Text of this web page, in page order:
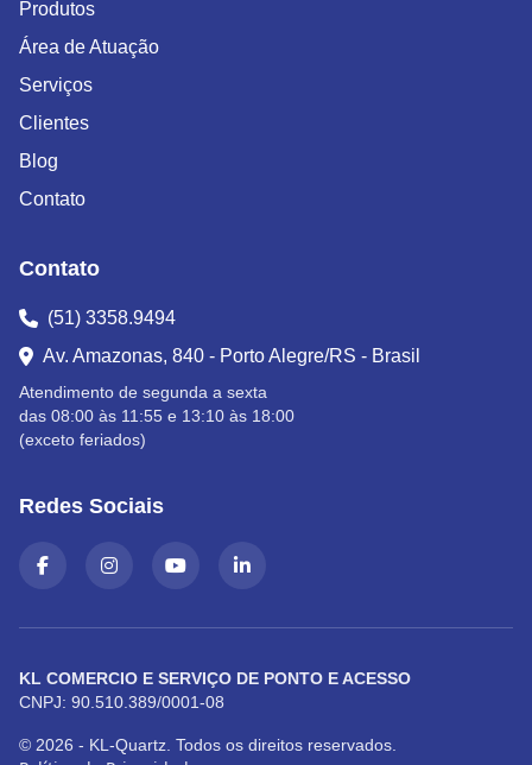
Produtos
Área de Atuação
Serviços
Clientes
Blog
Contato
Contato
(51) 3358.9494
Av. Amazonas, 840 - Porto Alegre/RS - Brasil
Atendimento de segunda a sexta
das 08:00 às 11:55 e 13:10 às 18:00
(exceto feriados)
Redes Sociais
KL COMERCIO E SERVIÇO DE PONTO E ACESSO
CNPJ: 90.510.389/0001-08
© 2026 - KL-Quartz. Todos os direitos reservados.